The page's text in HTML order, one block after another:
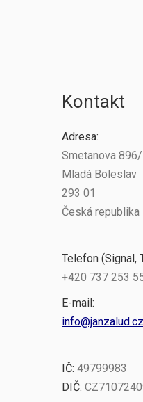
Kontakt
Adresa:
Smetanova
Mladá Boleslav
293 01
Česká republika
Telefon (Signal,
+420 737 253
E-mail:
info@janzalud.cz
IČ: 49799983
DIČ: